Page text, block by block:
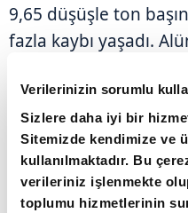
Verilerinizin sorumlu
Sizlere daha iyi bir
Sitemizde kendimize ve
kullanılmaktadır. Bu
verileriniz işlenmekte
toplumu hizmetlerinin
9,65 düşüşle ton
fazla kaybı yaşadı.
yüzde 2 değer
yüzde 0,10, çinko
0,80 gerilerken, nikel
2 yükseliş gösterdi.